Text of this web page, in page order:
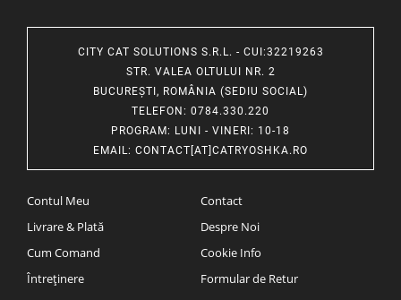
CITY CAT SOLUTIONS S.R.L. - CUI:32219263
STR. VALEA OLTULUI NR. 2
BUCUREȘTI, ROMÂNIA (SEDIU SOCIAL)
TELEFON : 0784.330.220
PROGRAM: LUNI - VINERI: 10-18
EMAIL: CONTACT[AT]CATRYOSHKA.RO
Contul Meu
Livrare & Plată
Cum Comand
Întreținere
Contact
Despre Noi
Cookie Info
Formular de Retur